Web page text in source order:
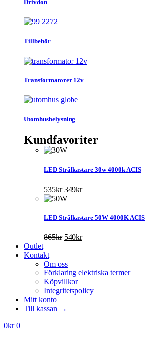
Drivdon
Tillbehör
Transformatorer 12v
Utomhusbelysning
Kundfavoriter
LED Strålkastare 30w 4000k ACIS
535kr Det
ursprungliga
var:
349krDet
är:
LED Strålkastare 50W 4000K ACIS
865kr Det
var:
865kr.
540krDet
540kr.
Outlet
Kontakt
Om oss
Förklaring elektriska termer
Köpvillkor
Integritetspolicy
Mitt konto
Till kassan →
0kr 0